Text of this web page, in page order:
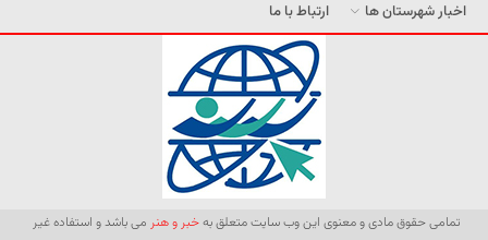
اخبار شهرستان ها
ارتباط با ما
تمامی حقوق مادی و معنوی این وب سایت متعلق بهخبر و هنر می باشد و استفاده غیر